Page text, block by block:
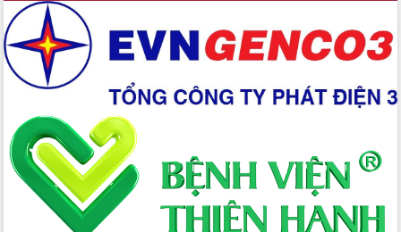
Phó Chủ tịch UBND tỉnh Đắk Lắk
Trương Công Thái kiểm tra thực địa
Dự án cao tốc Khánh Hòa - Buôn Ma
Thuột
Định vị cà phê Việt Nam như một “di
sản sống” trong dòng chảy toàn cầu
Xây dựng nông thôn mới: Nâng cao đời
sống người dân từ những mô hình thiết
thực
Quyết liệt tháo gỡ vướng mắc, đẩy
nhanh tiến độ các dự án trọng điểm
trong Khu kinh tế Nam Phú Yên